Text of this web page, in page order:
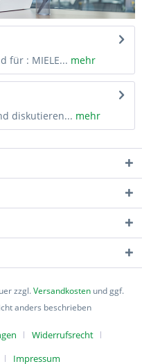
für : MIELE... mehr
diskutieren... mehr
zzgl.Versandkosten und ggf.
anders beschrieben
Widerrufsrecht
Impressum